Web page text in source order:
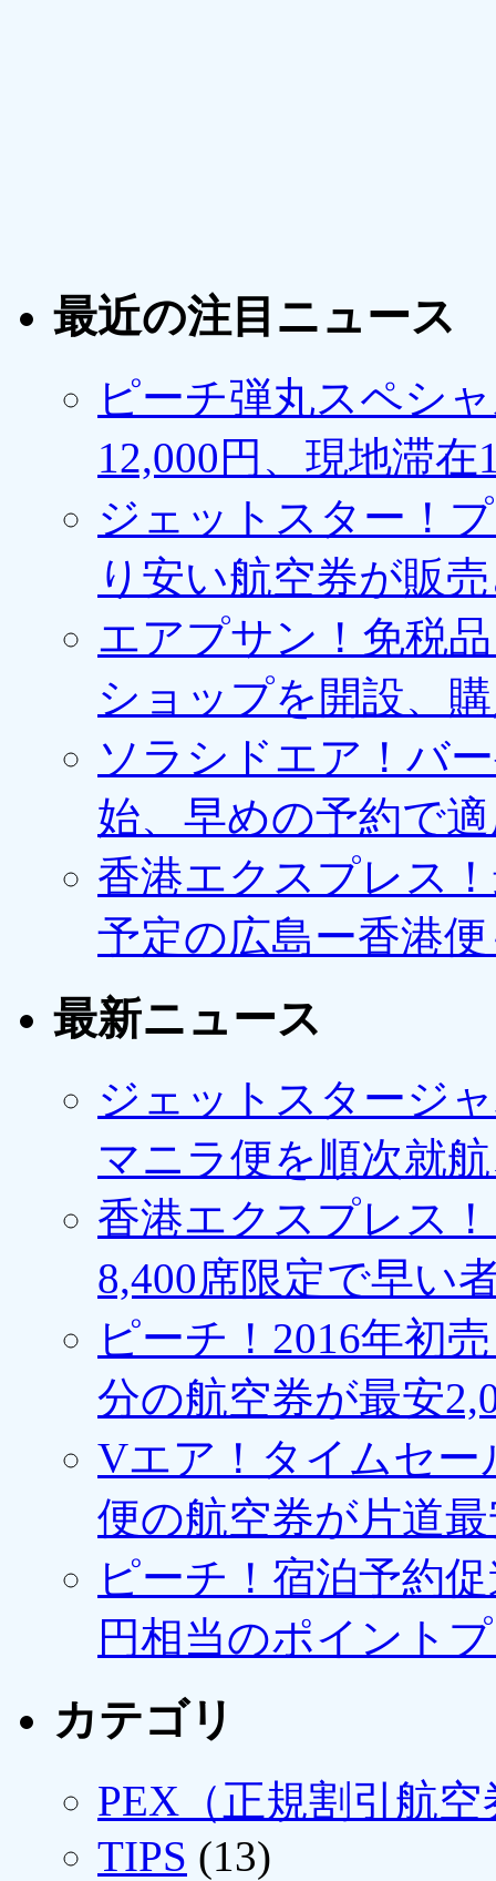
最近の注目ニュース
ピーチ弾丸スペシ
12,000円、現地滞
ジェットスター！
り安い航空券が販
エアプサン！免税
ショップを開設、
ソラシドエア！バ
始、早めの予約で
香港エクスプレス
予定の広島ー香港
最新ニュース
ジェットスタージ
マニラ便を順次就
香港エクスプレス
8,400席限定で早い
ピーチ！2016年初
分の航空券が最安
Vエア！タイムセー
便の航空券が片道最
ピーチ！宿泊予約
円相当のポイント
カテゴリ
PEX（正規割引航空
TIPS (13)